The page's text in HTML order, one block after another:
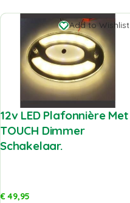
Add to Wishlist
12v LED Plafonnière Met
TOUCH Dimmer
Schakelaar.
€49,95